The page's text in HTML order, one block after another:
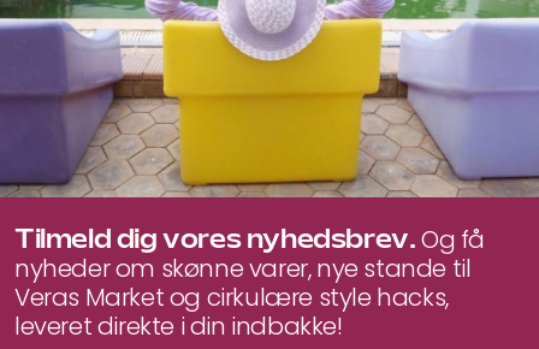
Tilmeld dig vores nyhedsbrev.Og få
nyheder om skønne varer, nye stande til
Veras Market og cirkulære style hacks,
leveret direkte i din indbakke!